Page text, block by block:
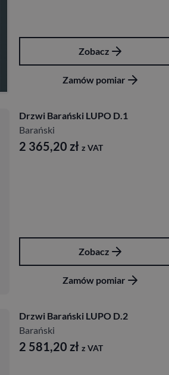
Zobacz
Zamów pomiar
Drzwi Barański LUPO D.1
Barański
2 365,20 zł z VAT
Zobacz
Zamów pomiar
Drzwi Barański LUPO D.2
Barański
2 581,20 zł z VAT